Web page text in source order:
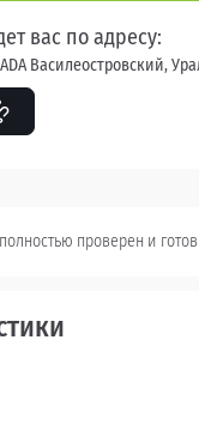
вас по адресу:
Василеостровский,
проверен и